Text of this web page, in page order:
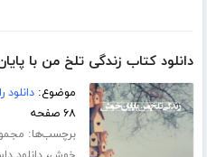
دانلود کتاب زندگی تلخ من با
موضوع:
۶۸ صفحه
برچسب‌ها: